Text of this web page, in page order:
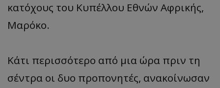
κατόχους του Κυπέλλου Εθνών Αφρικής,
Μαρόκο.
Κάτι περισσότερο από μια ώρα πριν τη
σέντρα οι δυο προπονητές, ανακοίνωσαν